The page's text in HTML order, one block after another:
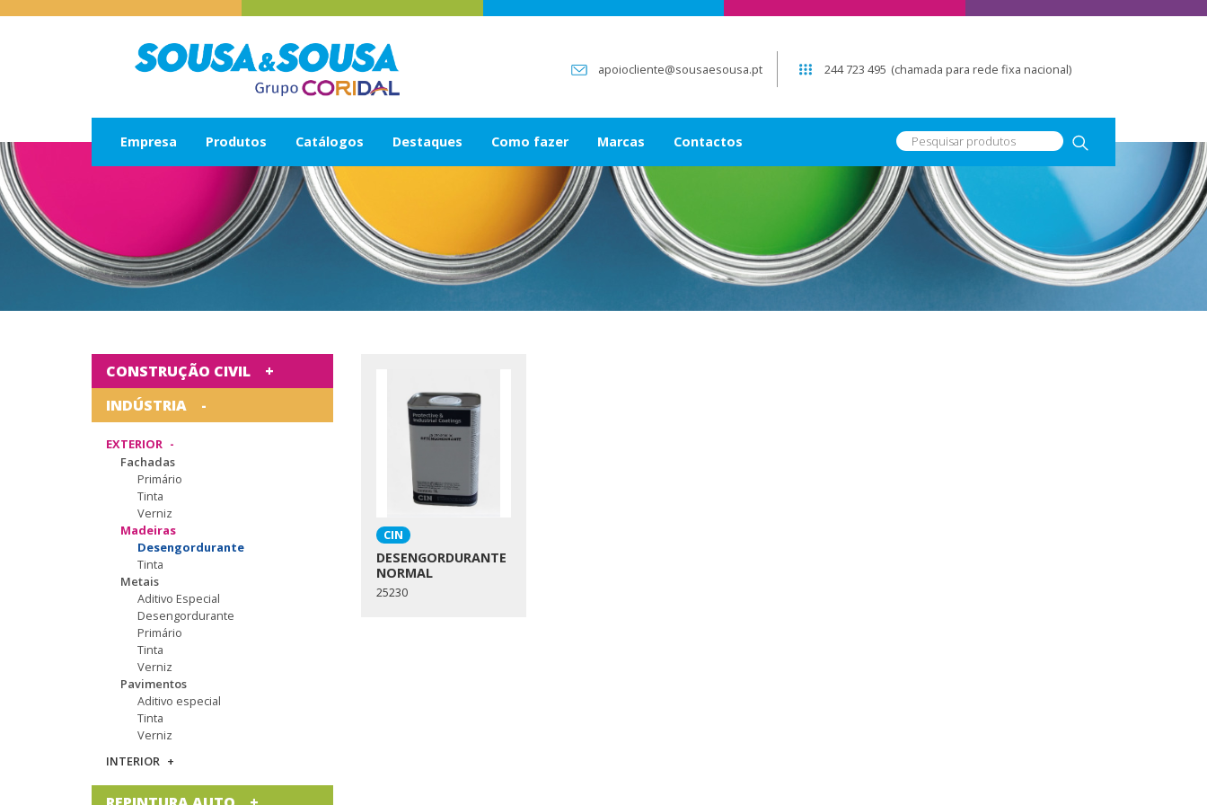
apoiocliente@sousaesousa.pt 244 723 495 (chamada para rede fixa nacional)
Empresa Produtos Catálogos Destaques Como fazer Marcas Contactos
CONSTRUÇÃO CIVIL
INDÚSTRIA
EXTERIOR
Fachadas
Primário
Tinta
Verniz
Madeiras
Desengordurante
Tinta
Metais
Aditivo Especial
Desengordurante
Primário
Tinta
Verniz
Pavimentos
Aditivo especial
Tinta
Verniz
INTERIOR
CIN
DESENGORDURANTE
NORMAL
25230